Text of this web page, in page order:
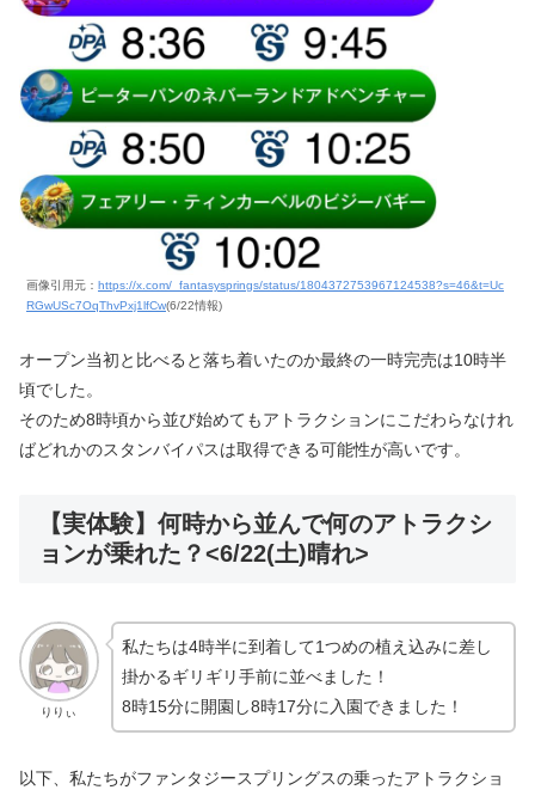
画像引用元： https://x.com/_fantasysprings/status/1804372753967124538?s=46&t=Uc
RGwUSc7OqThvPxj1lfCw(6/22情報)
オープン当初と比べると落ち着いたのか最終の一時完売は10時半
頃でした。
そのため8時頃から並び始めてもアトラクションにこだわらなけれ
ばどれかのスタンバイパスは取得できる可能性が高いです。
【実体験】何時から並んで何のアトラクシ
ョンが乗れた？<6/22(土)晴れ>
りりぃ
私たちは4時半に到着して1つめの植え込みに差し
掛かるギリギリ手前に並べました！
8時15分に開園し8時17分に入園できました！
以下、私たちがファンタジースプリングスの乗ったアトラクショ